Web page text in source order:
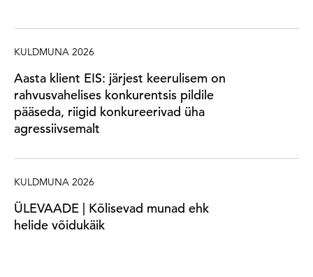
KULDMUNA 2026
Aasta klient EIS: järjest keerulisem on
rahvusvahelises konkurentsis pildile
pääseda, riigid konkureerivad üha
agressiivsemalt
KULDMUNA 2026
ÜLEVAADE | Kõlisevad munad ehk
helide võidukäik